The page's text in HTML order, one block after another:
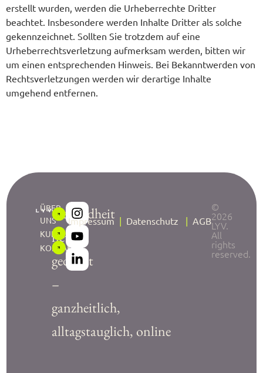
erstellt wurden, werden die Urheberrechte Dritter
beachtet. Insbesondere werden Inhalte Dritter als solche
gekennzeichnet. Sollten Sie trotzdem auf eine
Urheberrechtsverletzung aufmerksam werden, bitten wir
um einen entsprechenden Hinweis. Bei Bekanntwerden von
Rechtsverletzungen werden wir derartige Inhalte
umgehend entfernen.
Gesundheit
neu
gedacht
–
ganzheitlich,
alltagstauglich, online
ÜBER
UNS
KURSE
KONTAKT
Impressum | Datenschutz | AGB
©
2026
LYV.
All
rights
reserved.